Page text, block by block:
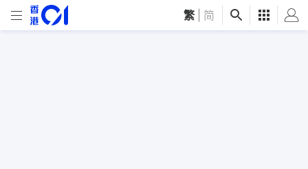
繁 简